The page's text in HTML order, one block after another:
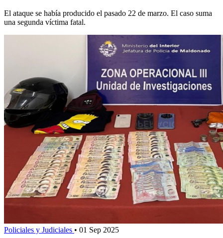
El ataque se había producido el pasado 22 de marzo. El caso suma
una segunda víctima fatal.
Policiales y Judiciales • 01 Sep 2025